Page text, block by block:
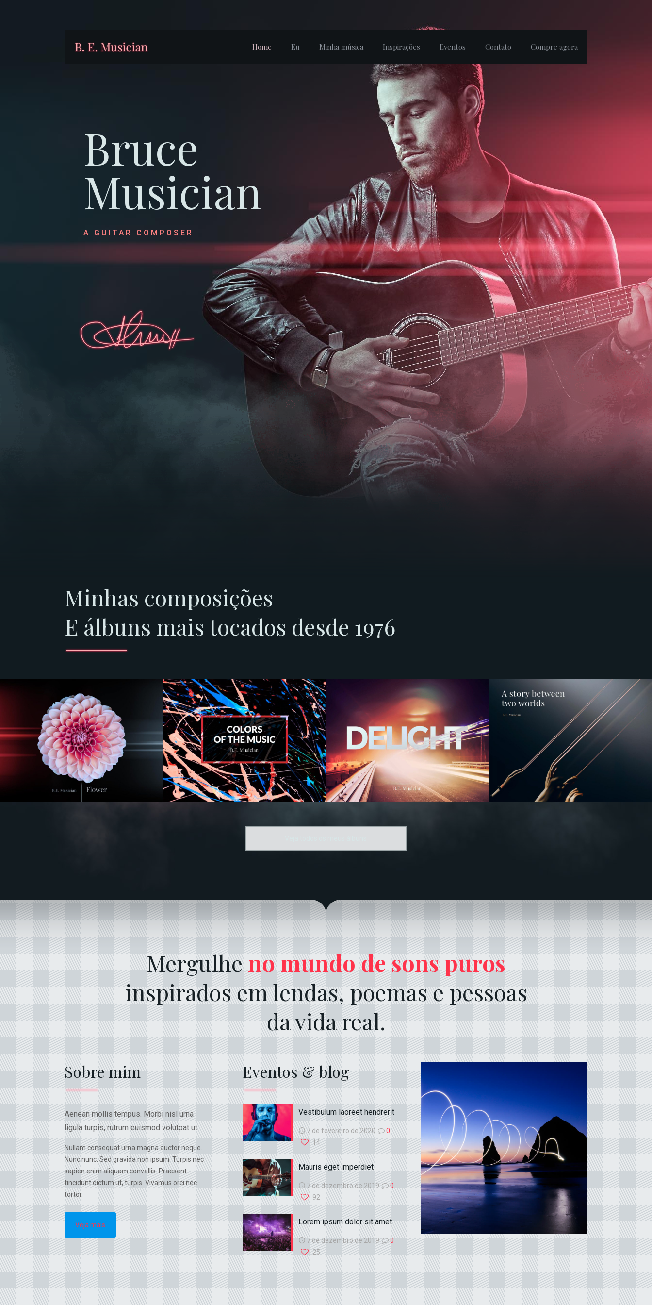
Home Eu Minha música Inspirações Eventos Contato Compre agora
Bruce
Musician
A GUITAR COMPOSER
Minhas composições
E álbuns mais tocados desde 1976
Mergulheno mundo de sons puros
inspirados em lendas, poemas e pessoas
da vida real.
Sobre mim
Aenean mollis tempus. Morbi nisl urna
ligula turpis, rutrum euismod volutpat ut.
Nullam consequat urna magna auctor neque.
Nunc nunc. Sed gravida non ipsum. Turpis nec
sapien enim aliquam convallis. Praesent
tincidunt dictum ut, turpis. Vivamus orci nec
tortor.
Veja mais
Eventos & blog
Vestibulum laoreet hendrerit
7 de fevereiro de 2020
0
14
Mauris eget imperdiet
7 de dezembro de 2019
0
92
Lorem ipsum dolor sit amet
7 de dezembro de 2019
0
25